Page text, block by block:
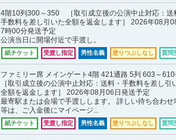
4階10列300～350 ［取引成立後の公演中止対応：送
手数料を差し引いた全額を返金します］ 2026年08月
7時00分発送予定
公演当日に開場付近で手渡し。
紙チケット 受渡し指定 男性名義 塗りつぶしなし 質問
ファミリー席 メインゲート4階 421通路 5列 603～
［取引成立後の公演中止対応：送料・手数料を差し引
全額を返金します］ 2026年08月06日発送予定
最寄駅または会場で手渡しします。 詳しい待ち合わせ
等は、ご入金後にマイページ...
紙チケット 受渡し指定 男性名義 塗りつぶしなし 質問